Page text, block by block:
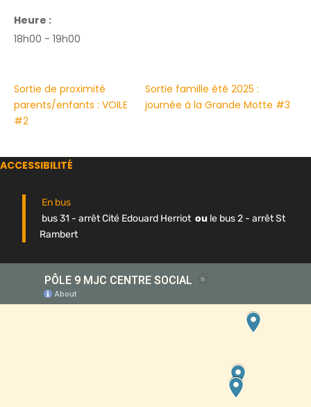
Heure :
18h00 - 19h00
Sortie de proximité
parents/enfants : VOILE
#2
Sortie famille été 2025 :
journée à la Grande Motte #3
ACCESSIBILITÉ
En bus
bus 31 - arrêt Cité Edouard Herriot ou le bus 2 - arrêt St
Rambert